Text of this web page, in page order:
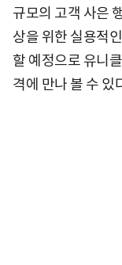
규모의 고객 사은
상을 위한 실용적
할 예정으로 유니
격에 만나 볼 수 있